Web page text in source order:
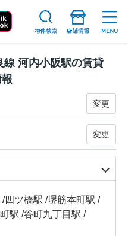
線 河内小阪駅の賃貸
変更
変更
/四ツ橋駅 /堺筋本町駅 /
駅 /谷町九丁目駅 /